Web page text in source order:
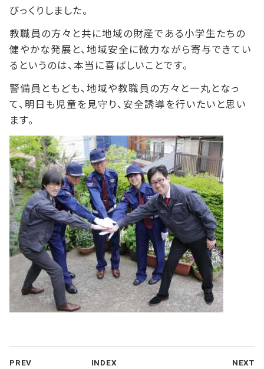
びっくりしました。
教職員の方々と共に地域の財産である小学生たちの
健やかな発展と、地域安全に微力ながら寄与できてい
るというのは、本当に喜ばしいことです。
警備員ともども、地域や教職員の方々と一丸となっ
て、明日も児童を見守り、安全誘導を行いたいと思い
ます。
PREV INDEX NEXT